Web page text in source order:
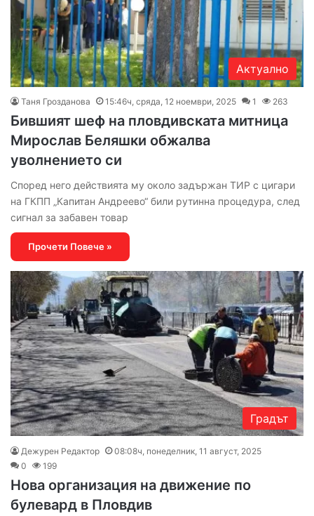
Актуално
Таня Грозданова 15:46ч, сряда, 12 ноември, 2025 1 263
Бившият шеф на пловдивската митница
Мирослав Беляшки обжалва
уволнението си
Според него действията му около задържан ТИР с цигари
на ГКПП „Капитан Андреево“ били рутинна процедура, след
сигнал за забавен товар
Прочети Повече »
Градът
Дежурен Редактор
08:08ч, понеделник, 11 август, 2025
0
199
Нова организация на движение по
булевард в Пловдив